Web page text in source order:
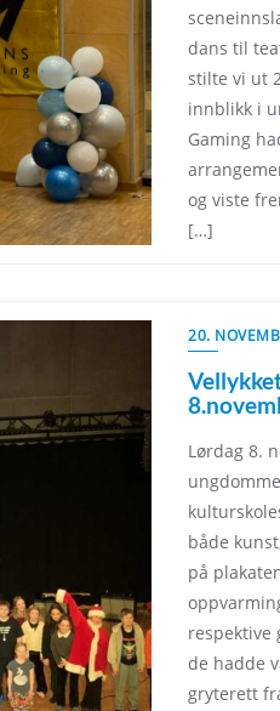
dans til
stilte vi ut
innblikk i
Gaming
og viste
[…]
20.
Lørdag 8.
både
på
respektive
de hadde
gryterett